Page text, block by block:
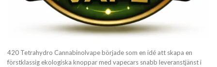
420 Tetrahydro Cannabinolvape började som en idé att skapa en
förstklassig ekologiska knoppar med vapecars snabb leveranstjänst i